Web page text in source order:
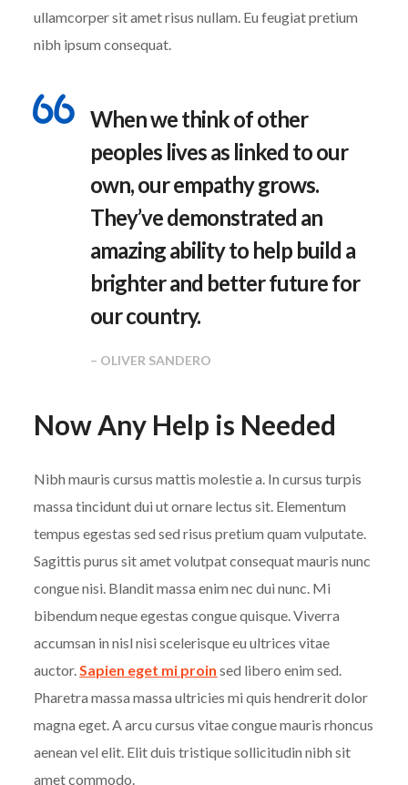
ullamcorper sit amet risus nullam. Eu feugiat pretium
nibh ipsum consequat.
When we think of other
peoples lives as linked to our
own, our empathy grows.
They’ve demonstrated an
amazing ability to help build a
brighter and better future for
our country.
– OLIVER SANDERO
Now Any Help is Needed
Nibh mauris cursus mattis molestie a. In cursus turpis
massa tincidunt dui ut ornare lectus sit. Elementum
tempus egestas sed sed risus pretium quam vulputate.
Sagittis purus sit amet volutpat consequat mauris nunc
congue nisi. Blandit massa enim nec dui nunc. Mi
bibendum neque egestas congue quisque. Viverra
accumsan in nisl nisi scelerisque eu ultrices vitae
auctor.Sapien eget mi proin sed libero enim sed.
Pharetra massa massa ultricies mi quis hendrerit dolor
magna eget. A arcu cursus vitae congue mauris rhoncus
aenean vel elit. Elit duis tristique sollicitudin nibh sit
amet commodo.